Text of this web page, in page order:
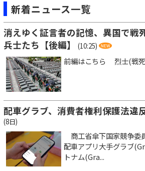
新着ニュース一覧
消えゆく証言者の記憶、異国で戦
兵士たち【後編】
(10:25)
前編はこちら 烈士(戦
配車グラブ、消費者権利保護法違
(8日)
商工省傘下国家競争委
配車アプリ大手グラブ
トナム(Gra...